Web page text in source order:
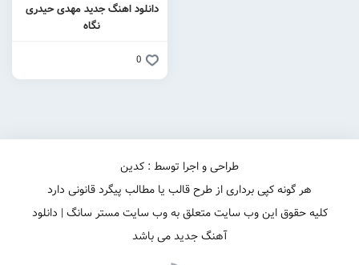
دانلود اهنگ جدید مهدی حیدری
نگاه
0
طراحی و اجرا توسط : کدین
هر گونه کپی برداری از طرح قالب یا مطالب پیگرد قانونی دارد
کلیه حقوق این وب سایت متعلق به وب سایت مستر سانگ | دانلود
آهنگ جدید می باشد